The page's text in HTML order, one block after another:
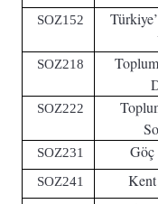
SOZ152
SOZ218
SOZ222
SOZ231 Göç
SOZ241